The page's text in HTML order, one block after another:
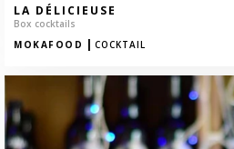
LA DÉLICIEUSE
Box cocktails
MOKAFOOD | COCKTAIL